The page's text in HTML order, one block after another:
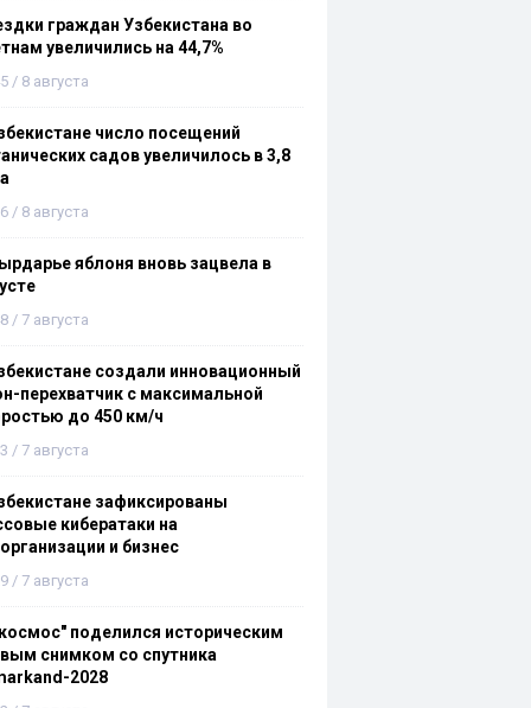
граждан Узбекистана во
увеличились на 44,7%
/ 8 августа
число посещений
садов увеличилось в 3,8
/ 8 августа
яблоня вновь зацвела в
/ 7 августа
создали инновационный
перехватчик с максимальной
до 450 км/ч
/ 7 августа
зафиксированы
кибератаки на
и бизнес
/ 7 августа
поделился историческим
снимком со спутника
2028